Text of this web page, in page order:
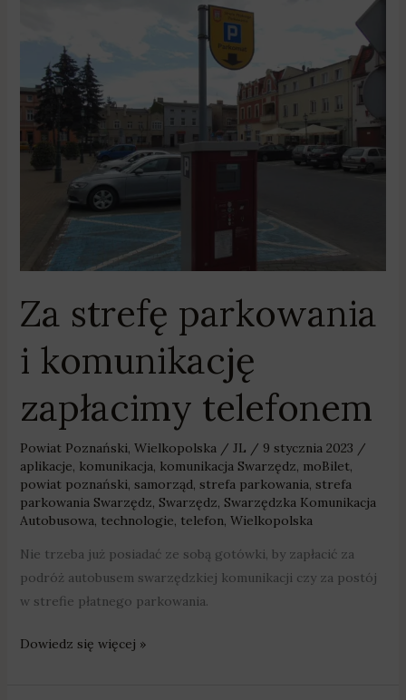
Za strefę parkowania
i komunikację
zapłacimy telefonem
Powiat Poznański, Wielkopolska/ JL / 9 stycznia 2023 /
aplikacje, komunikacja, komunikacja Swarzędz, moBilet,
powiat poznański, samorząd, strefa parkowania, strefa
parkowania Swarzędz, Swarzędz, Swarzędzka Komunikacja
Autobusowa, technologie, telefon, Wielkopolska
Nie trzeba już posiadać ze sobą gotówki, by zapłacić za
podróż autobusem swarzędzkiej komunikacji czy za postój
w strefie płatnego parkowania.
parkowania
komunikację
zapłacimy
telefonem
Dowiedz się więcej »